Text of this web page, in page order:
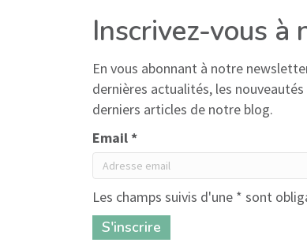
Inscrivez-vous
En vous abonnant à notre
dernières actualités, les
derniers articles de notre blog.
Email *
Les champs suivis d'une * sont